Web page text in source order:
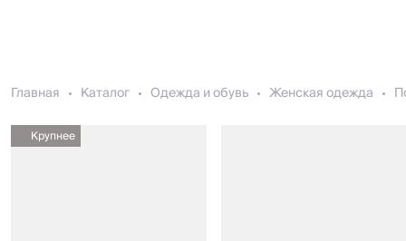
Главная Каталог Одежда и обувь Женская одежда
Крупнее